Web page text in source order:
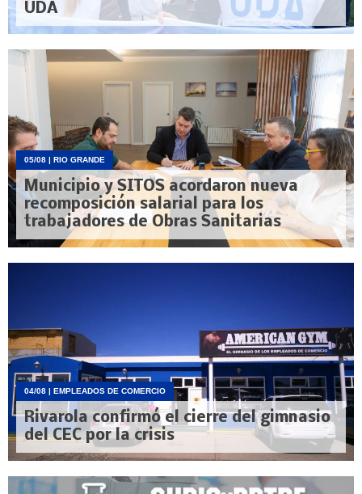
UDA
05/08 | RIO GRANDE
Municipio y SITOS acordaron nueva
recomposición salarial para los
trabajadores de Obras Sanitarias
04/08 | EMPLEADOS DE COMERCIO
Rivarola confirmó el cierre del gimnasio
del CEC por la crisis